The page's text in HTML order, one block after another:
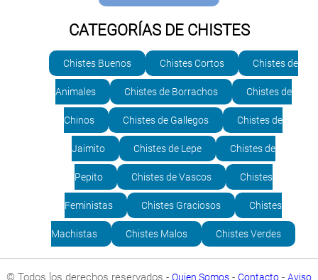
CATEGORÍAS DE CHISTES
Chistes Buenos Chistes Cortos Chistes de
Animales Chistes de Borrachos Chistes de
Chinos Chistes de Gallegos Chistes de
Jaimito Chistes de Lepe Chistes de
Pepito Chistes de Vascos Chistes
Feministas Chistes Graciosos Chistes
Machistas Chistes Malos Chistes Verdes
© Todos los derechos reservados - Quien Somos - Contacto - Aviso